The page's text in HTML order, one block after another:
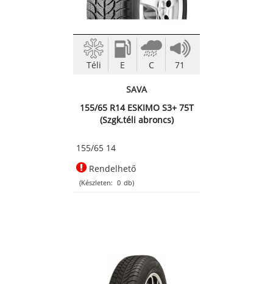
Téli E C 71
SAVA
155/65 R14 ESKIMO S3+ 75T
(Szgk.téli abroncs)
155/65 14
Rendelhető
(Készleten: 0 db)